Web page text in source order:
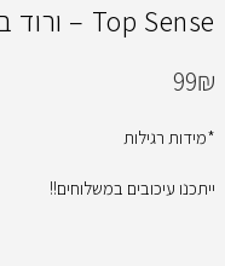
Top Sense – ורוד בהיר
99₪
*מידות רגילות
ייתכנו עיכובים במשלוחים!!